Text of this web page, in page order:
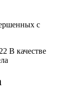
с
В качестве